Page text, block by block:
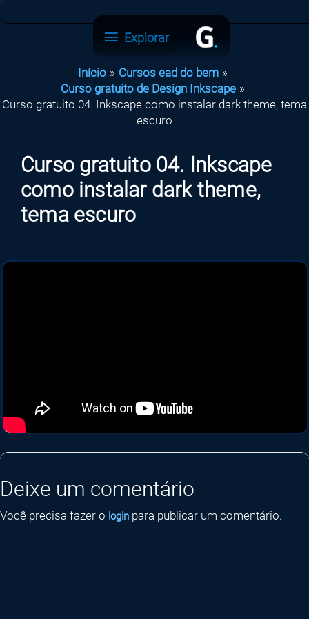
para
Explorar
Explorar
Início
Cursos ead do bem
Curso gratuito de Design Inkscape
Curso gratuito 04. Inkscape como instalar dark theme, tema
escuro
Curso gratuito 04. Inkscape
como instalar dark theme,
tema escuro
Deixe um comentário
Você precisa fazer o login para publicar um comentário.